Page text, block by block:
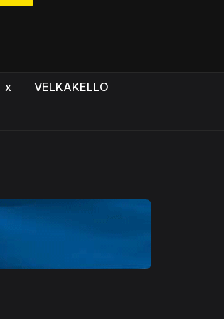
x
VELKAKELLO